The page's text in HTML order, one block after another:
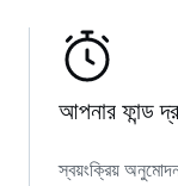
আপনার ফান্ড
স্বয়ংক্রিয়